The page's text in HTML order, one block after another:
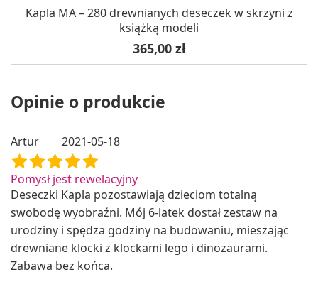
Kapla MA – 280 drewnianych deseczek w skrzyni z
książką modeli
Cena
365,00 zł
Opinie o produkcie
Artur 2021-05-18
Pomysł jest rewelacyjny
Deseczki Kapla pozostawiają dzieciom totalną
swobodę wyobraźni. Mój 6-latek dostał zestaw na
urodziny i spędza godziny na budowaniu, mieszając
drewniane klocki z klockami lego i dinozaurami.
Zabawa bez końca.